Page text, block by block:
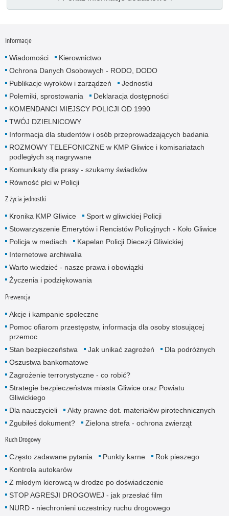
Informacje
Wiadomości
Kierownictwo
Ochrona Danych Osobowych - RODO, DODO
Publikacje wyroków i zarządzeń
Jednostki
Polemiki, sprostowania
Deklaracja dostępności
KOMENDANCI MIEJSCY POLICJI OD 1990
TWÓJ DZIELNICOWY
Informacja dla studentów i osób przeprowadzających badania
ROZMOWY TELEFONICZNE w KMP Gliwice i komisariatach
podległych są nagrywane
Komunikaty dla prasy - szukamy świadków
Równość płci w Policji
Z życia jednostki
Kronika KMP Gliwice
Sport w gliwickiej Policji
Stowarzyszenie Emerytów i Rencistów Policyjnych - Koło Gliwice
Policja w mediach
Kapelan Policji Diecezji Gliwickiej
Internetowe archiwalia
Warto wiedzieć - nasze prawa i obowiązki
Życzenia i podziękowania
Prewencja
Akcje i kampanie społeczne
Pomoc ofiarom przestępstw, informacja dla osoby stosującej
przemoc
Stan bezpieczeństwa
Jak unikać zagrożeń
Dla podróżnych
Oszustwa bankomatowe
Zagrożenie terrorystyczne - co robić?
Strategie bezpieczeństwa miasta Gliwice oraz Powiatu
Gliwickiego
Dla nauczycieli
Akty prawne dot. materiałów pirotechnicznych
Zgubiłeś dokument?
Zielona strefa - ochrona zwierząt
Ruch Drogowy
Często zadawane pytania Punkty karne
Rok pieszego
Kontrola autokarów
Z młodym kierowcą w drodze po doświadczenie
STOP AGRESJI DROGOWEJ - jak przesłać film
NURD - niechronieni uczestnicy ruchu drogowego